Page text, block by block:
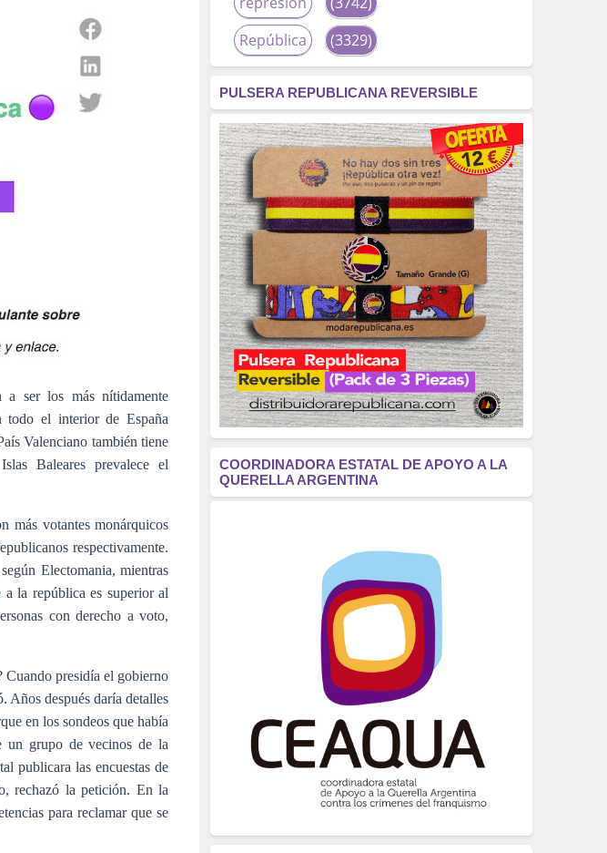
a ser los más nítidamente
todo el interior de España
Valenciano también tiene
Baleares prevalece el
más votantes monárquicos
respectivamente.
Electomania, mientras
a la república es superior al
con derecho a voto,
Cuando presidía el gobierno
Años después daría detalles
en los sondeos que había
un grupo de vecinos de la
publicara las encuestas de
rechazó la petición. En la
para reclamar que se
República
(3329)
fascismo
(2677)
tardofranquismo
(2320)
Actualidad
(2319)
monarquía
(2253)
borbones
(2176)
Cultura
(2163)
Guerra
(1674)
genocidio
(1234)
mujer
(1070)
Eventos
(914)
Crímenes del franquismo
(721)
(699)
(607)
neofranquismo
(567)
Justicia Universal
Derechos Humanos
(522)
Nacionalcatolicismo
(514)
PULSERA REPUBLICANA REVERSIBLE
COORDINADORA ESTATAL DE APOYO A LA
QUERELLA ARGENTINA